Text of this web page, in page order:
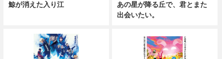
鯨が消えた入り江
あの星が降る丘で、君とまた
出会いたい。